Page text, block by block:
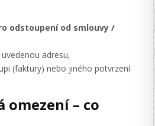
odstoupení od smlouvy /
adresu,
(faktury) nebo jiného potvrzení
omezení – co